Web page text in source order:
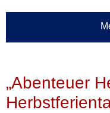
„Abenteuer